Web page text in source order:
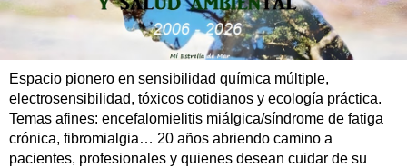
Espacio pionero en sensibilidad química múltiple,
electrosensibilidad, tóxicos cotidianos y ecología práctica.
Temas afines: encefalomielitis miálgica/síndrome de fatiga
crónica, fibromialgia… 20 años abriendo camino a
pacientes, profesionales y quienes desean cuidar de su